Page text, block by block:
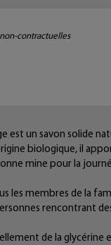
contractuelles
est un savon solide
biologique, il
mine pour la
les membres de la
rencontrant
de la glycérine